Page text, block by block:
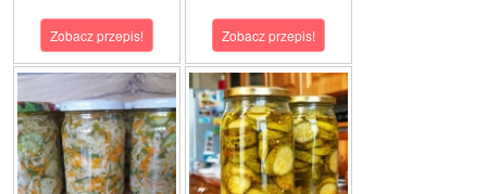
Zobacz przepis! Zobacz przepis!